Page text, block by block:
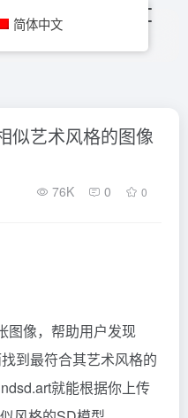
似艺术风格的图像
76K 0 0
图像，帮助用户发现
到最符合其艺术风格的
就能根据你上传
简体中文